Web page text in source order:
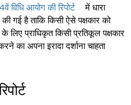
विधि आयोग की रिपोर्ट
में धारा
गई है ताकि किसी ऐसे पक्षकार को
लिए प्राधिकृत किसी प्रतिकूल पक्षकार
का अपना इरादा दर्शाना चाहता